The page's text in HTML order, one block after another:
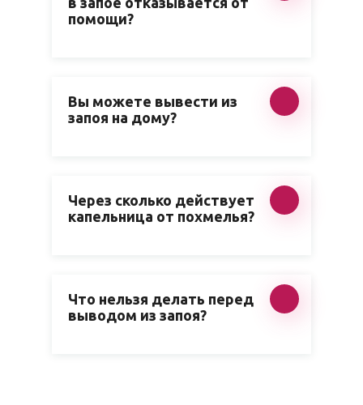
помощи?
Вы можете вывести из
запоя на дому?
Через сколько действует
капельница от похмелья?
Что нельзя делать перед
выводом из запоя?